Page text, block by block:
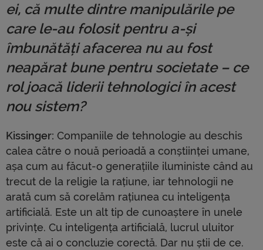
ei, că multe dintre manipulările pe
care le-au folosit pentru a-și
îmbunătăți afacerea nu au fost
neapărat bune pentru societate – ce
rol joacă liderii tehnologici în acest
nou sistem?
Kissinger: Companiile de tehnologie au deschis
calea către o nouă perioadă a conștiinței umane,
așa cum au făcut-o generațiile iluministe când au
trecut de la religie la rațiune, iar tehnologii ne
arată cum să corelăm rațiunea cu inteligența
artificială. Este un alt tip de cunoaștere în unele
privințe. Cu inteligența artificială, lucrul uluitor
este că ai o concluzie corectă. Dar nu știi de ce.